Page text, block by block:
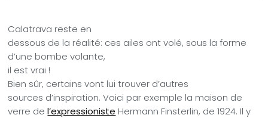
Calatrava reste en
dessous de la réalité: ces ailes ont volé, sous la forme
d’une bombe volante,
il est vrai !
Bien sûr, certains vont lui trouver d’autres
sources d’inspiration. Voici par exemple la maison de
verre del’expressioniste Hermann Finsterlin, de 1924. Il y